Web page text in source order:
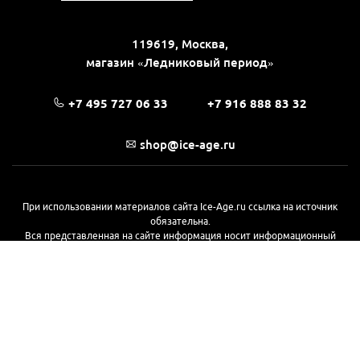
119619, Москва,
магазин «Ледниковый период»
+7 495 727 06 33 +7 916 888 83 32
shop@ice-age.ru
При использовании материалов сайта Ice-Age.ru ссылка на источник
обязательна.
Вся представленная на сайте информация носит информационный